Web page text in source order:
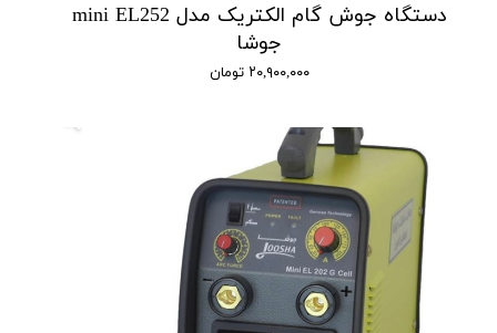
دستگاه جوش گام الکتریک مدل mini EL252
جوشا
۲۰,۹۰۰,۰۰۰ تومان